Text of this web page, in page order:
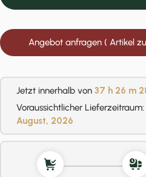
Angebot anfragen ( Artikel
Jetzt innerhalb von 37 h 26 m
Voraussichtlicher Lieferzeitraum:
August, 2026